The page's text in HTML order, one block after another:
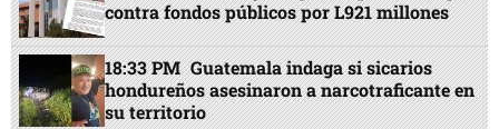
contra fondos públicos por L921 millones
18:33 PM Guatemala indaga si sicarios
hondureños asesinaron a narcotraficante en
su territorio